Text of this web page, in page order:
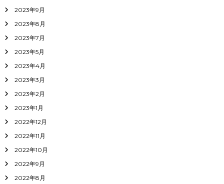
2023年9月
2023年8月
2023年7月
2023年5月
2023年4月
2023年3月
2023年2月
2023年1月
2022年12月
2022年11月
2022年10月
2022年9月
2022年8月